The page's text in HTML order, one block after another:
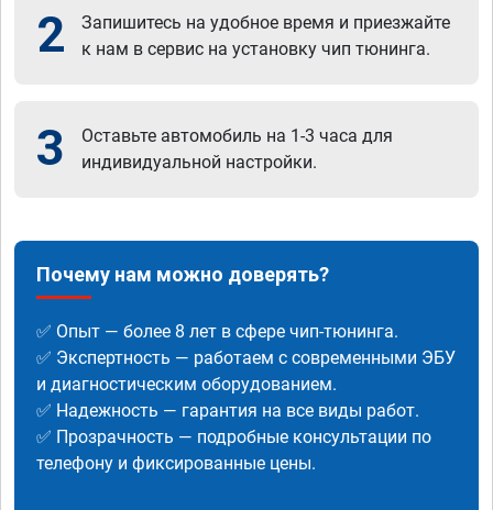
2
Запишитесь на удобное время и приезжайте
к нам в сервис на установку чип тюнинга.
3
Оставьте автомобиль на 1-3 часа для
индивидуальной настройки.
Почему нам можно доверять?
✅ Опыт — более 8 лет в сфере чип-тюнинга.
✅ Экспертность — работаем с современными ЭБУ
и диагностическим оборудованием.
✅ Надежность — гарантия на все виды работ.
✅ Прозрачность — подробные консультации по
телефону и фиксированные цены.